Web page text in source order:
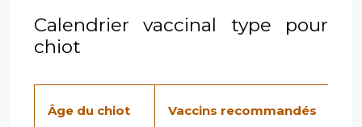
Calendrier vaccinal type pour
chiot
Âge du chiot Vaccins recommandés